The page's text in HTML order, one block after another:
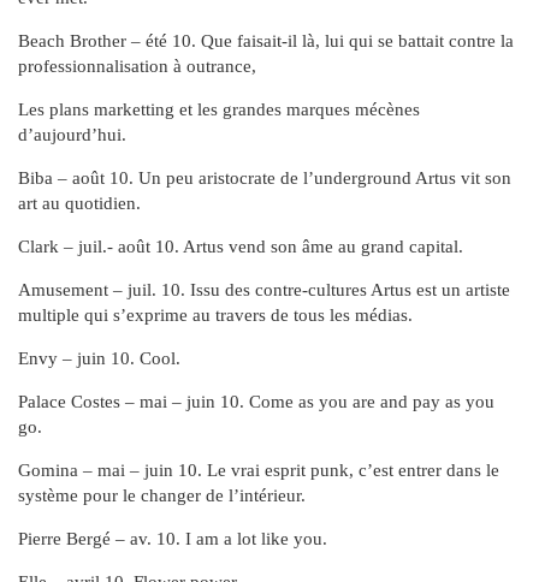
Beach Brother – été 10. Que faisait-il là, lui qui se battait contre la
professionnalisation à outrance,
Les plans marketting et les grandes marques mécènes
d’aujourd’hui.
Biba – août 10. Un peu aristocrate de l’underground Artus vit son
art au quotidien.
Clark – juil.- août 10. Artus vend son âme au grand capital.
Amusement – juil. 10. Issu des contre-cultures Artus est un artiste
multiple qui s’exprime au travers de tous les médias.
Envy – juin 10. Cool.
Palace Costes – mai – juin 10. Come as you are and pay as you
go.
Gomina – mai – juin 10. Le vrai esprit punk, c’est entrer dans le
système pour le changer de l’intérieur.
Pierre Bergé – av. 10. I am a lot like you.